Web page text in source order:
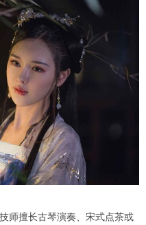
擅长古琴演奏、宋式点茶或